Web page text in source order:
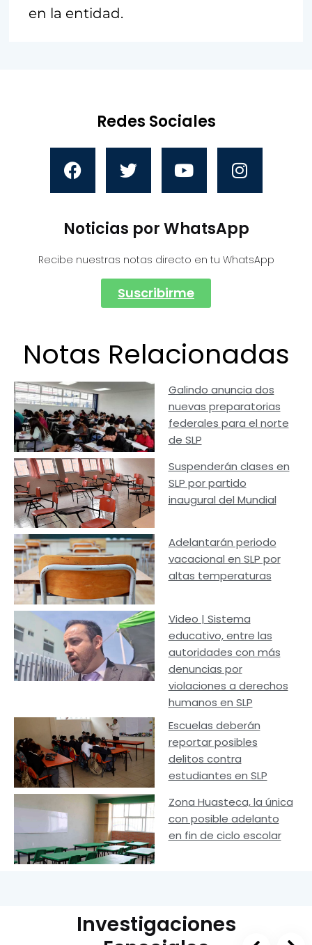
en la entidad.
Redes Sociales
Noticias por WhatsApp
Recibe nuestras notas directo en tu WhatsApp
Suscribirme
Notas Relacionadas
Galindo anuncia dos
nuevas preparatorias
federales para el norte
de SLP
Suspenderán clases en
SLP por partido
inaugural del Mundial
Adelantarán periodo
vacacional en SLP por
altas temperaturas
Video | Sistema
educativo, entre las
autoridades con más
denuncias por
violaciones a derechos
humanos en SLP
Escuelas deberán
reportar posibles
delitos contra
estudiantes en SLP
Zona Huasteca, la única
con posible adelanto
en fin de ciclo escolar
Investigaciones